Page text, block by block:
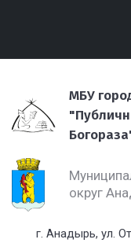
МБУ
округ
г. Анадырь, ул.